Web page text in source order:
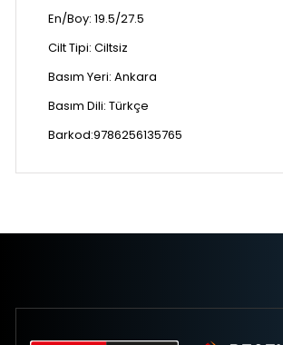
En/Boy: 19.5/27.5
Cilt Tipi: Ciltsiz
Basım Yeri: Ankara
Basım Dili: Türkçe
Barkod:9786256135765